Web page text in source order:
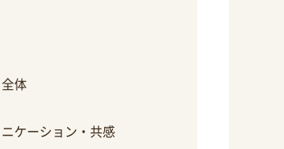
体
ケーション・共感